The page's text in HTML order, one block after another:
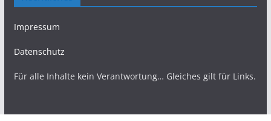
Impressum
Datenschutz
Für alle Inhalte kein Verantwortung… Gleiches gilt für Links.